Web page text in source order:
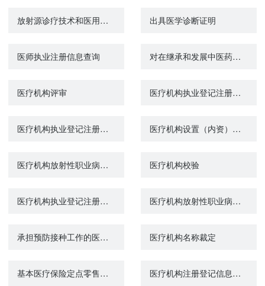
放射源诊疗技术和医用辐射机构许可（校验） 出具医学诊断证明
医师执业注册信息查询 对在继承和发展中医药事业、中医医疗工作等中做出显著贡献的单位和个人奖励表彰（增加）
医疗机构评审 医疗机构执业登记注册（注销）
医疗机构执业登记注册（换证） 医疗机构设置（内资）审批
医疗机构放射性职业病危害建设项目预评价报告审核 医疗机构校验
医疗机构执业登记注册（新办） 医疗机构放射性职业病危害建设项目竣工验收
承担预防接种工作的医疗卫生机构（接种单位）的确认 医疗机构名称裁定
基本医疗保险定点零售药店费用结算 医疗机构注册登记信息查询